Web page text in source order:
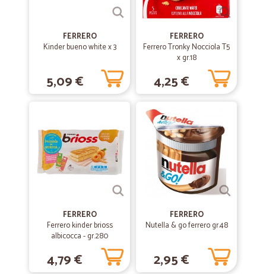
Buona scelta di prodotti, spedizioni rapidissime. Consigliato
18/12/2020
—Antonella M.
Ottimo servizio
Prodotti di qualità a buon prezzo.
Prodotti di qualità a buon prezzo.
16/06/2020
Claudia M.
Servizio puntuale
Servizio puntuale
08/02/2020
Marinella C.
FERRERO
Kinder bueno white x 3
5,09 €
FERRERO
Ferrero Tronky Nocciola T5
x gr.18
4,25 €
FERRERO
Ferrero kinder brioss
albicocca - gr.280
4,79 €
FERRERO
Nutella & go ferrero gr.48
2,95 €